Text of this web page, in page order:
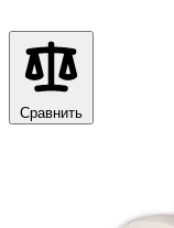
Сравнить